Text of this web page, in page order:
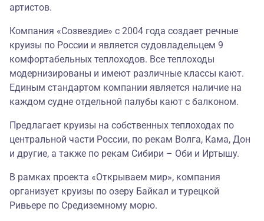
артистов.
Компания «Созвездие» с 2004 года создает речные
круизы по России и является судовладельцем 9
комфортабельных теплоходов. Все теплоходы
модернизированы и имеют различные классы кают.
Единым стандартом компании является наличие на
каждом судне отдельной палубы кают с балконом.
Предлагает круизы на собственных теплоходах по
центральной части России, по рекам Волга, Кама, Дон
и другие, а также по рекам Сибири – Оби и Иртышу.
В рамках проекта «Открываем мир», компания
организует круизы по озеру Байкал и турецкой
Ривьере по Средиземному морю.